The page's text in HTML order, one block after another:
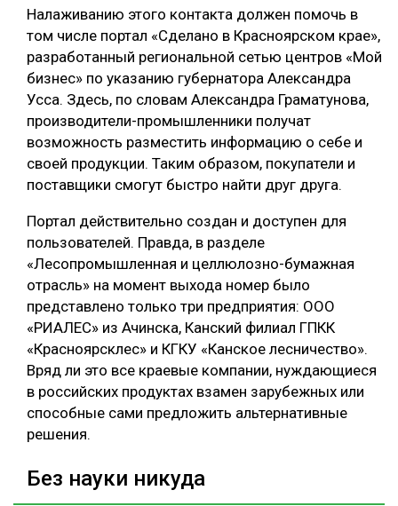
Налаживанию этого контакта должен помочь в
том числе портал «Сделано в Красноярском крае»,
разработанный региональной сетью центров «Мой
бизнес» по указанию губернатора Александра
Усса. Здесь, по словам Александра Граматунова,
производители-промышленники получат
возможность разместить информацию о себе и
своей продукции. Таким образом, покупатели и
поставщики смогут быстро найти друг друга.
Портал действительно создан и доступен для
пользователей. Правда, в разделе
«Лесопромышленная и целлюлозно-бумажная
отрасль» на момент выхода номер было
представлено только три предприятия: ООО
«РИАЛЕС» из Ачинска, Канский филиал ГПКК
«Красноярсклес» и КГКУ «Канское лесничество».
Вряд ли это все краевые компании, нуждающиеся
в российских продуктах взамен зарубежных или
способные сами предложить альтернативные
решения.
Без науки никуда